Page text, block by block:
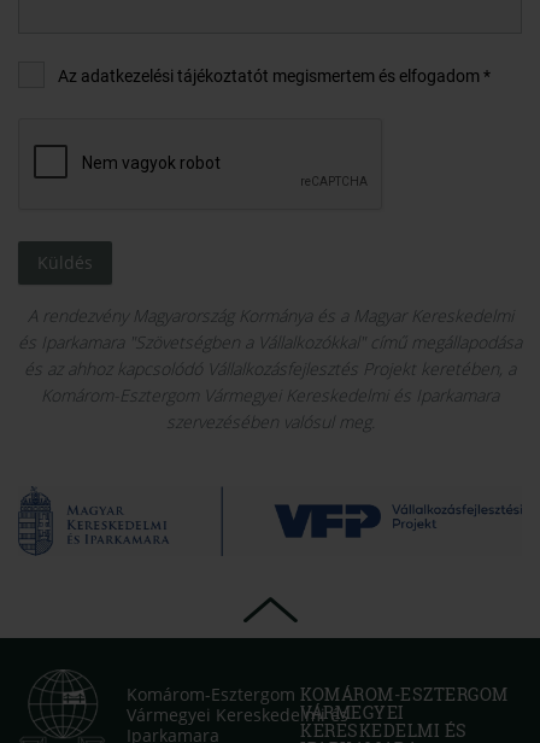
Az adatkezelési tájékoztatót megismertem és elfogadom *
Küldés
A rendezvény Magyarország Kormánya és a Magyar Kereskedelmi
és Iparkamara "Szövetségben a Vállalkozókkal" című megállapodása
és az ahhoz kapcsolódó Vállalkozásfejlesztés Projekt keretében, a
Komárom-Esztergom Vármegyei Kereskedelmi és Iparkamara
szervezésében valósul meg.
Komárom-Esztergom
Vármegyei Kereskedelmi és
Iparkamara
KOMÁROM-ESZTERGOM
VÁRMEGYEI
KERESKEDELMI ÉS